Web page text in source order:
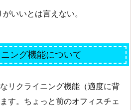
いいとは言えない。
ング機能について
リクライニング機能（適度に背
す。ちょっと前のオフィスチェ